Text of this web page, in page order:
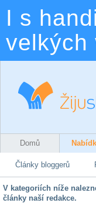
I s
velkých
Domů
Články bloggerů
V kategoriích níže
články naší redakce.